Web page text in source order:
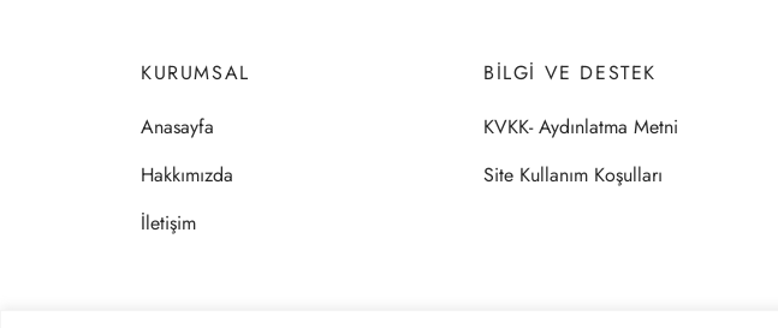
KURUMSAL
Anasayfa
Hakkımızda
İletişim
BILGI VE DESTEK
KVKK- Aydınlatma Metni
Site Kullanım Koşulları